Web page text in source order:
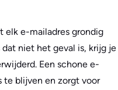
elk e-mailadres grondig
niet het geval is, krijg je
Een schone e-
te blijven en zorgt voor